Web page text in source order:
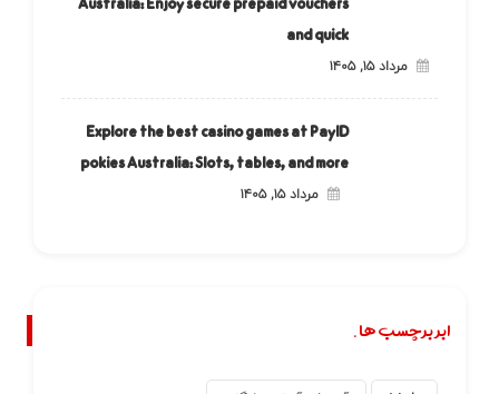
and quick
مرداد ۱۵, ۱۴۰۵
Explore the best casino games at PayID
pokies Australia: Slots, tables, and more
مرداد ۱۵, ۱۴۰۵
ابر برچسب ها.